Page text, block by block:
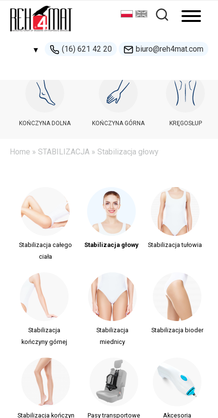
▾ (16) 621 42 20 biuro@reh4mat.com
500 132 274
handel@reh4mat.com
KOŃCZYNA DOLNA KOŃCZYNA GÓRNA KRĘGOSŁUP
Home » STABILIZACJA » Stabilizacja głowy
Stabilizacja całego
ciała
Stabilizacja głowy Stabilizacja tułowia
Stabilizacja
kończyny górnej
Stabilizacja
miednicy
Stabilizacja bioder
Stabilizacja kończyn
Pasy transportowe
Akcesoria